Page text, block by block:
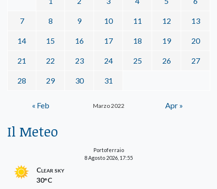
Marzo 2022
7 8 9 10 11 12 13
14 15 16 17 18 19 20
21 22 23 24 25 26 27
28 29 30 31
« Feb Apr »
Il Meteo
Portoferraio
8 Agosto 2026, 17:55
Clear sky
30°C